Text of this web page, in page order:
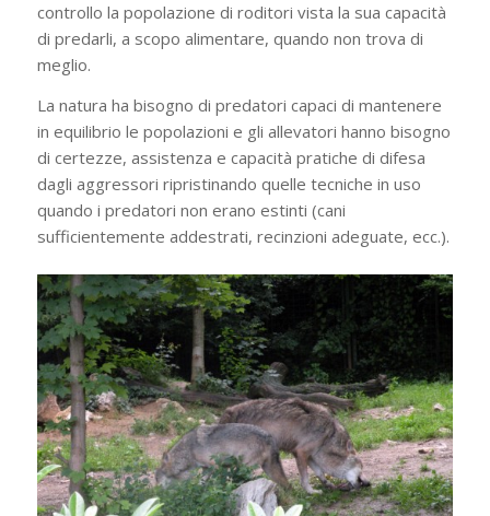
controllo la popolazione di roditori vista la sua capacità
di predarli, a scopo alimentare, quando non trova di
meglio.
La natura ha bisogno di predatori capaci di mantenere
in equilibrio le popolazioni e gli allevatori hanno bisogno
di certezze, assistenza e capacità pratiche di difesa
dagli aggressori ripristinando quelle tecniche in uso
quando i predatori non erano estinti (cani
sufficientemente addestrati, recinzioni adeguate, ecc.).